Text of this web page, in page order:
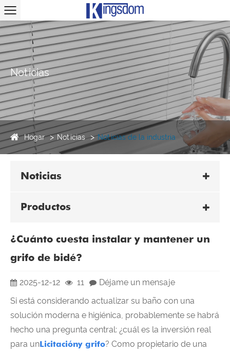
Noticias
Hogar Noticias Noticias de la industria
Noticias
Productos
¿Cuánto cuesta instalar y mantener un
grifo de bidé?
2025-12-12 11
Déjame un mensaje
Si está considerando actualizar su baño con una
solución moderna e higiénica, probablemente se habrá
hecho una pregunta central: ¿cuál es la inversión real
para unLicitacióny grifo? Como propietario de una